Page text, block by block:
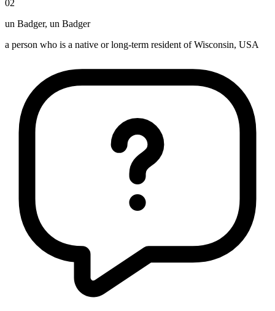
02
un Badger, un Badger
a person who is a native or long-term resident of Wisconsin, USA